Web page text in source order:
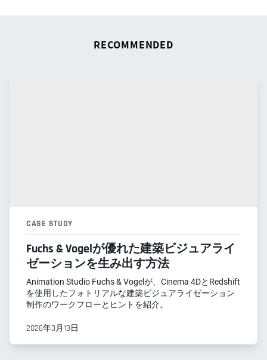
RECOMMENDED
CASE STUDY
Fuchs & Vogelが優れた建築ビジュアライ
ゼーションを生み出す方法
Animation Studio Fuchs & Vogelが、Cinema 4DとRedshift
を使用したフォトリアルな建築ビジュアライゼーション
制作のワークフローとヒントを紹介。
2026年3月13日